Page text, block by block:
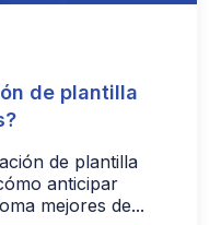
de plantilla
de plantilla
anticipar
mejores de...